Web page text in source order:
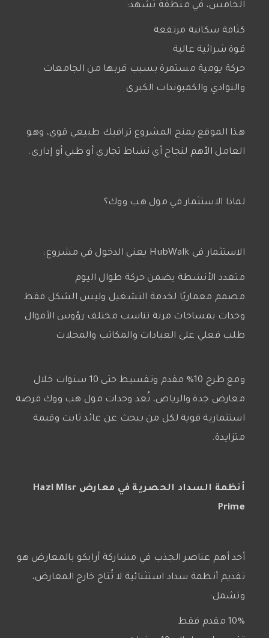
الخامس، في منطقة تشهد:
كثافة سكانية مرتفعة
قوة شرائية عالية
حركة يومية مستمرة بسبب قربها من الجامعات
والنوادي والكمبوندات الكبرى
هذا الموقع يمنح المشروع ترافيك طبيعي قوي، وهو
العامل الأهم لنجاح أي نشاط تجاري أو طبي أو إداري.
لماذا الاستثمار في مول هب ووك؟
الاستثمار في HubWalk يعني الدخول في مشروع:
متعدد الأنشطة يضمن حركة طوال اليوم
مصمم معماريًا لخدمة التشغيل وليس الشكل فقط
وحدات بمساحات مرنة تناسب مختلف رؤوس الأموال
طلب فعلي على العيادات والمكاتب والمحلات
ومع طرح 10% مقدم وتقسيط حتى 10 سنوات خلال
معارض جدة والرياض، تُعد وحدات مول هب ووك فرصة
استثمارية قوية لكل من يبحث عن عائد ثابت وقيمة
متزايدة.
أنظمة السداد الحصرية في معارض Hazi Misr
Prime
أحد أهم عناصر الجذب في مشاركة أرابكو بالمعارض هو
تقديم أنظمة سداد استثنائية لا تُتاح خارج المعارض،
وتشمل:
10% مقدم فقط